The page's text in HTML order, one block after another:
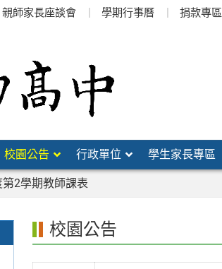
親師家長座談會 學期行事曆 捐款專區
校園公告 行政單位 學生家長專區
2學期教師課表
校園公告